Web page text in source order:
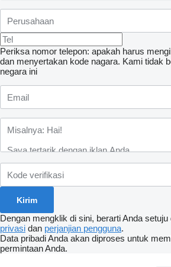
Periksa nomor telepon: apakah harus
dan menyertakan kode nagara. Kami tidak
negara ini
Dengan mengklik di sini, berarti Anda setuju
privasi dan perjanjian pengguna.
Data pribadi Anda akan diproses untuk
permintaan Anda.